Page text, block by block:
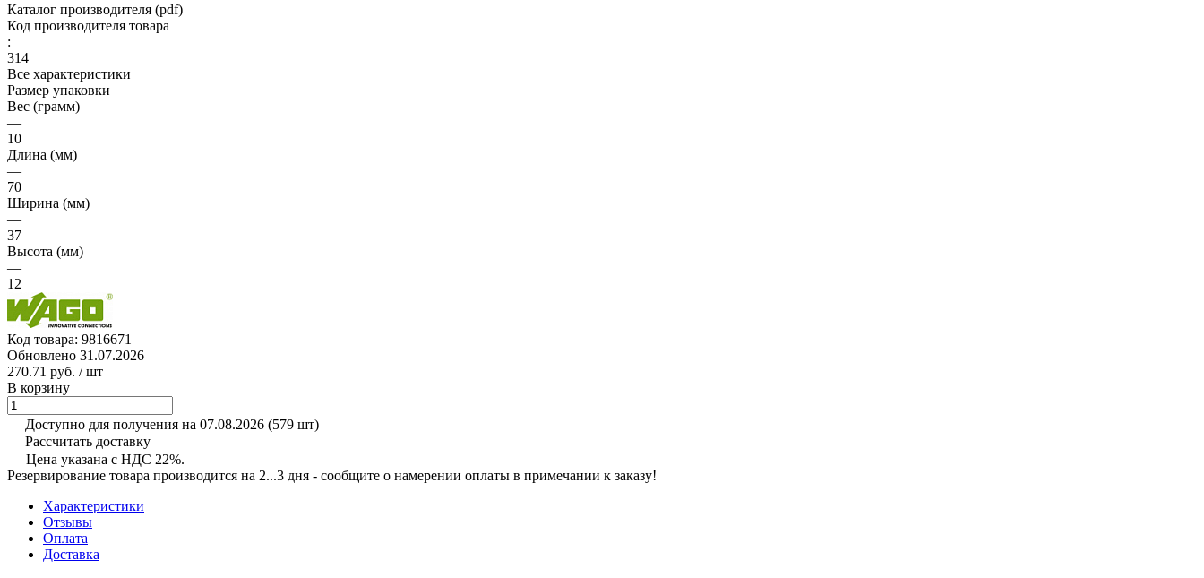
Каталог производителя (pdf)
Код производителя товара
:
314
Все характеристики
Размер упаковки
Вес (грамм)
—
10
Длина (мм)
—
70
Ширина (мм)
—
37
Высота (мм)
—
12
Код товара: 9816671
Обновлено 31.07.2026
270.71 руб. / шт
В корзину
Доступно для получения на 07.08.2026 (579 шт)
Рассчитать доставку
Цена указана с НДС 22%.
Резервирование товара производится на 2...3 дня - сообщите о намерении оплаты в примечании к заказу!
Характеристики
Отзывы
Оплата
Доставка